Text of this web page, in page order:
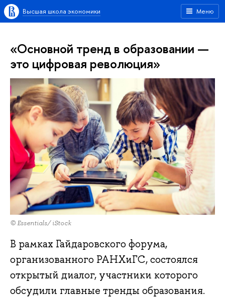
Меню
Высшая школа экономики
«Основной тренд в образовании —
это цифровая революция»
© Essentials/ iStock
В рамках Гайдаровского форума,
организованного РАНХиГС, состоялся
открытый диалог, участники которого
обсудили главные тренды образования.